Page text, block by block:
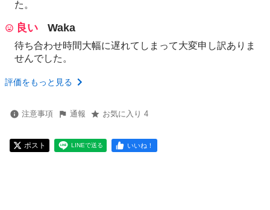
た。
良い Waka
待ち合わせ時間大幅に遅れてしまって大変申し訳ありま
せんでした。
評価をもっと見る
注意事項 通報 お気に入り 4
ポスト LINEで送る いいね！